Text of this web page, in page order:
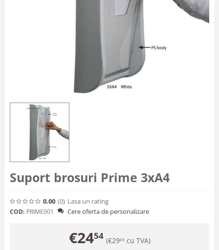
Suport brosuri Prime 3xA4
0.00 (0) Lasa un rating
COD: PRIME001 Cere oferta de personalizare
€2454 (€2969 cu TVA)